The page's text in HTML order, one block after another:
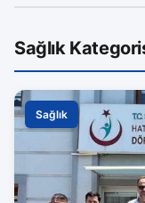
Sağlık
Sağlık